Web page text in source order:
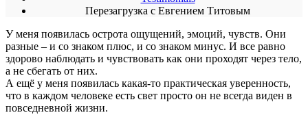
Перезагрузка с Евгением Титовым
У меня появилась острота ощущений, эмоций, чувств. Они
разные – и со знаком плюс, и со знаком минус. И все равно
здорово наблюдать и чувствовать как они проходят через тело,
а не сбегать от них.
А ещё у меня появилась какая-то практическая уверенность,
что в каждом человеке есть свет просто он не всегда виден в
повседневной жизни.